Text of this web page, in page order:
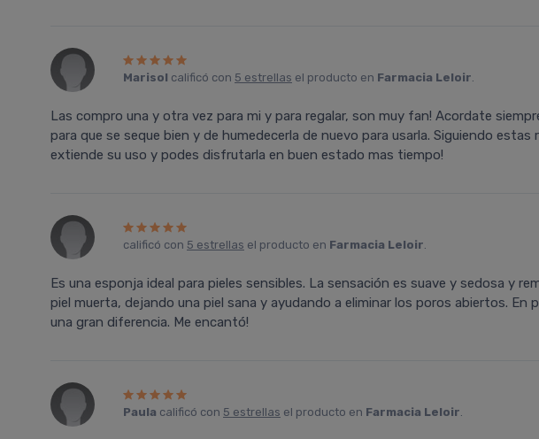
Marisol calificó con 5 estrellas el producto en Farmacia Leloir.
Las compro una y otra vez para mi y para regalar, son muy fan! Acordate
para que se seque bien y de humedecerla de nuevo para usarla. Siguiendo estas
extiende su uso y podes disfrutarla en buen estado mas tiempo!
calificó con 5 estrellas el producto en Farmacia Leloir.
Es una esponja ideal para pieles sensibles. La sensación es suave y sedosa y
piel muerta, dejando una piel sana y ayudando a eliminar los poros abiertos. En
una gran diferencia. Me encantó!
Paula calificó con 5 estrellas el producto en Farmacia Leloir.